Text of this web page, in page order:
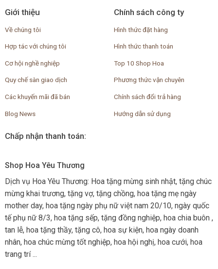
Giới thiệu
Về chúng tôi
Hợp tác với chúng tôi
Cơ hội nghề nghiệp
Quy chế sàn giao dịch
Các khuyến mãi đã bán
Blog News
Chính sách công ty
Hình thức đặt hàng
Hình thức thanh toán
Top 10 Shop Hoa
Phương thức vận chuyên
Chính sách đổi trả hàng
Hướng dẫn sử dụng
Chấp nhận thanh toán:
Shop Hoa Yêu Thương
Dịch vụ Hoa Yêu Thương: Hoa tặng mừng sinh nhật, tặng chúc
mừng khai trương, tặng vợ, tặng chồng, hoa tặng mẹ ngày
mother day, hoa tặng ngày phụ nữ việt nam 20/10, ngày quốc
tế phụ nữ 8/3, hoa tặng sếp, tặng đồng nghiệp, hoa chia buôn ,
tan lễ, hoa tặng thầy, tặng cô, hoa sự kiện, hoa ngày doanh
nhân, hoa chúc mừng tốt nghiệp, hoa hội nghị, hoa cưới, hoa
trang trí ...